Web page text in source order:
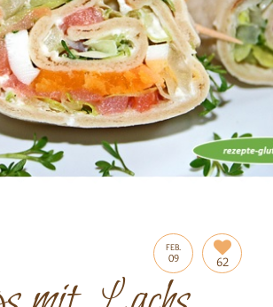
FEB.
09 62